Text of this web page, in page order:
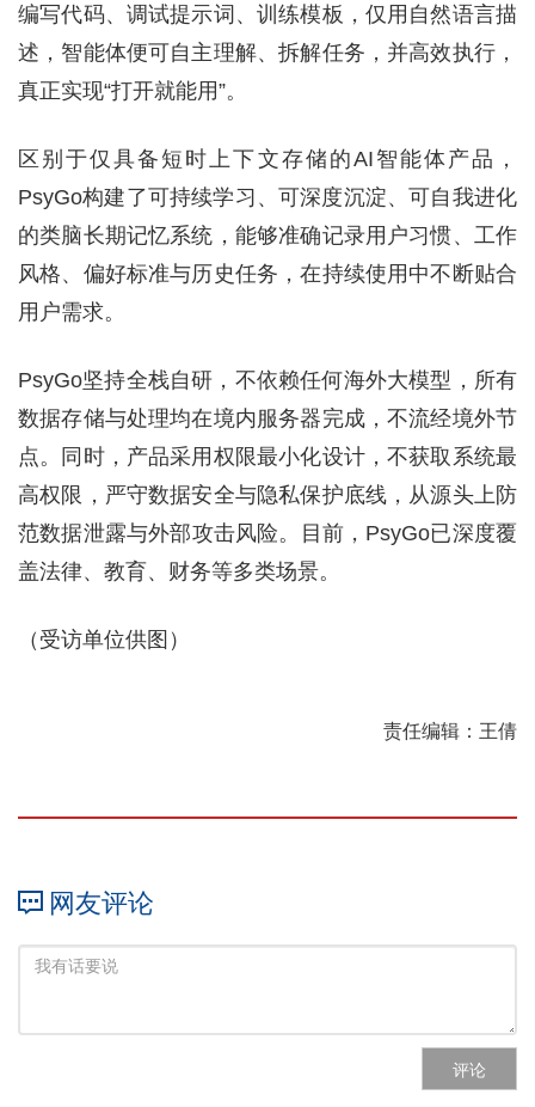
编写代码、调试提示词、训练模板，仅用自然语言描
述，智能体便可自主理解、拆解任务，并高效执行，
真正实现“打开就能用”。
区别于仅具备短时上下文存储的AI智能体产品，
PsyGo构建了可持续学习、可深度沉淀、可自我进化
的类脑长期记忆系统，能够准确记录用户习惯、工作
风格、偏好标准与历史任务，在持续使用中不断贴合
用户需求。
PsyGo坚持全栈自研，不依赖任何海外大模型，所有
数据存储与处理均在境内服务器完成，不流经境外节
点。同时，产品采用权限最小化设计，不获取系统最
高权限，严守数据安全与隐私保护底线，从源头上防
范数据泄露与外部攻击风险。目前，PsyGo已深度覆
盖法律、教育、财务等多类场景。
（受访单位供图）
责任编辑：王倩
网友评论
评论